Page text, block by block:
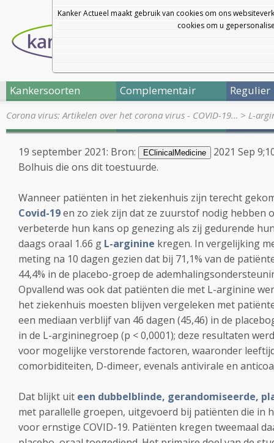
Kanker Actueel maakt gebruik van cookies om ons
cookies om u
Kankersoorten Complementair Regulier
Corona virus: Artikelen over het corona virus - COVID-19… > L-
19 september 2021: Bron: EClinicalMedicine
2021 Sep
Bolhuis die ons dit toestuurde.
Wanneer patiënten in het ziekenhuis zijn terecht
Covid-19en zo ziek zijn dat ze zuurstof nodig hebben
verbeterde hun kans op genezing als zij gedurende
daags oraal 1.66 g L-arginine kregen. In vergelijking
meting na 10 dagen gezien dat bij 71,1% van de
44,4% in de placebo-groep de
Opvallend was ook dat patiënten die met L-arginine
het ziekenhuis moesten blijven vergeleken met
een mediaan verblijf van 46 dagen (45,46) in de
in de L-argininegroep (p < 0,0001); deze resultaten
voor mogelijke verstorende factoren, waaronder
comorbiditeiten, D-dimeer, evenals antivirale en
Dat blijkt uit een dubbelblinde, gerandomiseerde,
met parallelle groepen, uitgevoerd bij patiënten die in
voor ernstige COVID-19. Patiënten kregen tweemaal